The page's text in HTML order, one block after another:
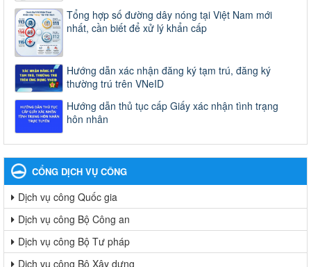
Tổng hợp số đường dây nóng tại Việt Nam mới
nhất, cần biết để xử lý khẩn cấp
Hướng dẫn xác nhận đăng ký tạm trú, đăng ký
thường trú trên VNeID
Hướng dẫn thủ tục cấp Giấy xác nhận tình trạng
hôn nhân
CỔNG DỊCH VỤ CÔNG
Dịch vụ công Quốc gia
Dịch vụ công Bộ Công an
Dịch vụ công Bộ Tư pháp
Dịch vụ công Bộ Xây dựng